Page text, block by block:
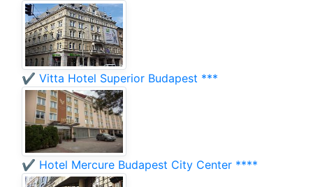
✔️ Vitta Hotel Superior Budapest ***
✔️ Hotel Mercure Budapest City Center ****